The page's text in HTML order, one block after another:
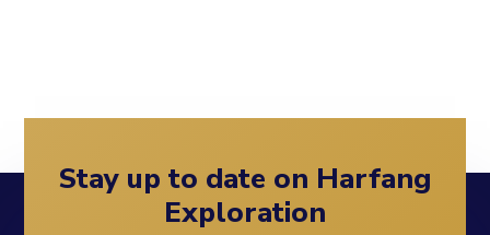
Stay up to date on Harfang
Exploration